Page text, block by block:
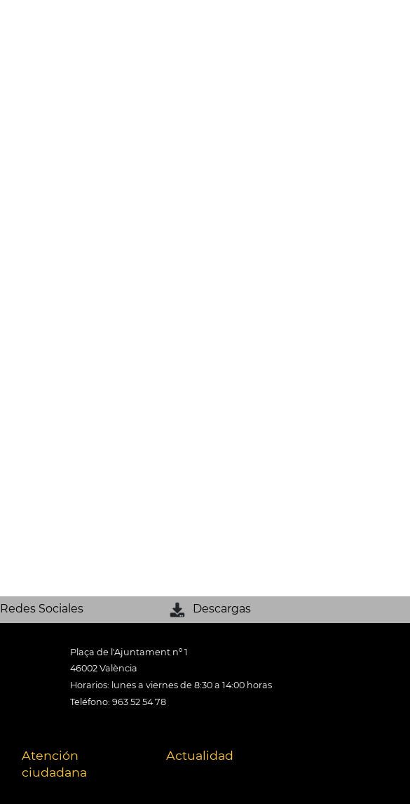
Redes Sociales Descargas
Plaça de l'Ajuntament nº 1
46002 València
Horarios: lunes a viernes de 8:30 a 14:00 horas
Teléfono: 963 52 54 78
Atención
ciudadana
Actualidad